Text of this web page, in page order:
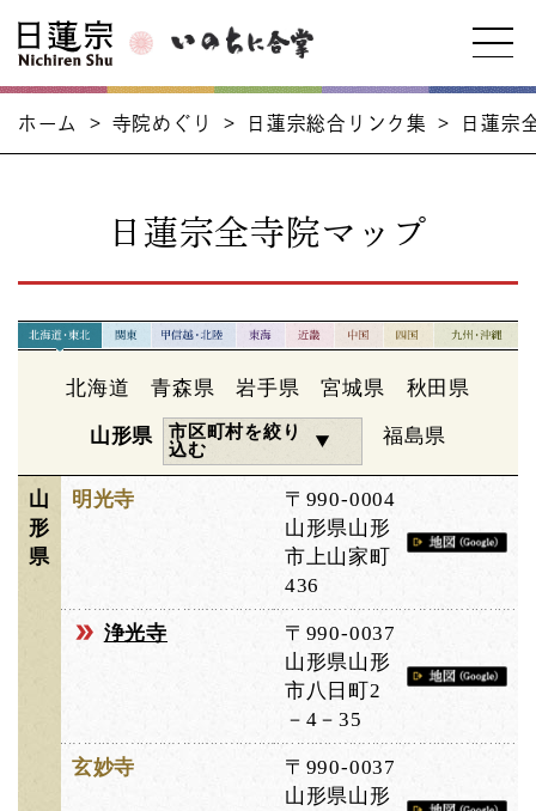
ホーム > 寺院めぐり > 日蓮宗総合リンク集 > 日蓮宗
日蓮宗全寺院マップ
北海道 青森県 岩手県 宮城県 秋田県
山形県
市区町村を絞り
込む
福島県
山
形
県
明光寺
〒990-0004
山形県山形
市上山家町
436
浄光寺
〒990-0037
山形県山形
市八日町2
－4－35
玄妙寺
〒990-0037
山形県山形